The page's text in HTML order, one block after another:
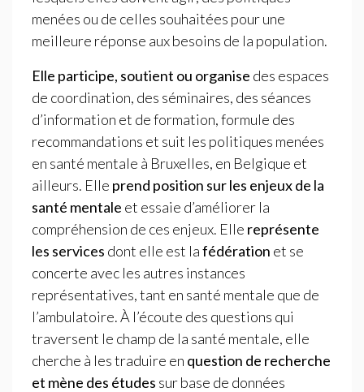
menées ou de celles souhaitées pour une
meilleure réponse aux besoins de la population.
Elle participe, soutient ou organise des espaces
de coordination, des séminaires, des séances
d’information et de formation, formule des
recommandations et suit les politiques menées
en santé mentale à Bruxelles, en Belgique et
ailleurs. Elle prend position sur les enjeux de la
santé mentale et essaie d’améliorer la
compréhension de ces enjeux. Elle représente
les services dont elle est lafédération et se
concerte avec les autres instances
représentatives, tant en santé mentale que de
l’ambulatoire. À l’écoute des questions qui
traversent le champ de la santé mentale, elle
cherche à les traduire en question de recherche
et mène des études sur base de données